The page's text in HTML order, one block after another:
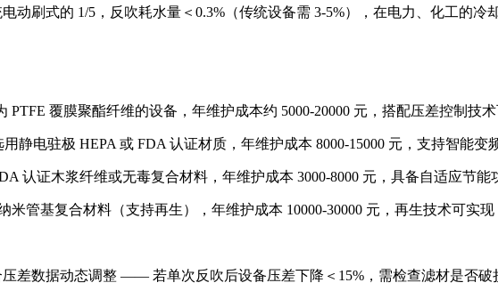
动刷式的 1/5，反吹耗水量＜0.3%（传统设备需 3-5%），在电力、化工的冷
覆膜聚酯纤维的设备，年维护成本约 5000-20000 元，搭配压差控制技
静电驻极 HEPA 或 FDA 认证材质，年维护成本 8000-15000 元，支持智能变
认证木浆纤维或无毒复合材料，年维护成本 3000-8000 元，具备自适应节能
管基复合材料（支持再生），年维护成本 10000-30000 元，再生技术可实现
差数据动态调整 —— 若单次反吹后设备压差下降＜15%，需检查滤材是否破